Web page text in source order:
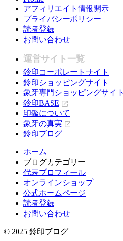
アフィリエイト情報開示
プライバシーポリシー
読者登録
お問い合わせ
運営サイト一覧
鈴印コーポレートサイト
鈴印ショッピングサイト
象牙専門ショッピングサイト
鈴印BASE
印鑑について
象牙の真実
鈴印ブログ
ホーム
ブログカテゴリー
代表プロフィール
オンラインショップ
公式ホームページ
読者登録
お問い合わせ
© 2025 鈴印ブログ